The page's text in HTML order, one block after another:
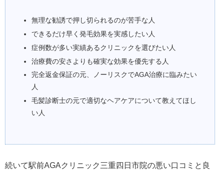
無理な勧誘で押し切られるのが苦手な人
できるだけ早く発毛効果を実感したい人
症例数が多い実績あるクリニックを選びたい人
治療費の安さよりも確実な効果を優先する人
完全返金保証の元、ノーリスクでAGA治療に臨みたい
人
毛髪診断士の元で適切なヘアケアについて教えてほし
い人
続いて駅前AGAクリニック三重四日市院の悪い口コミと良